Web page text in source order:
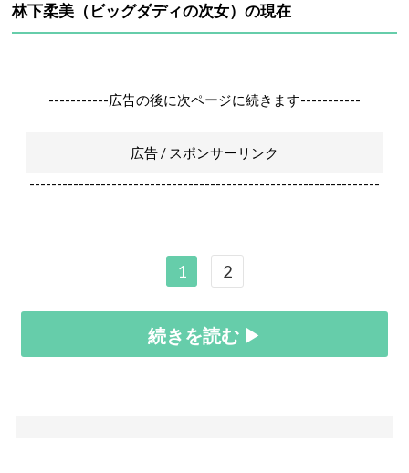
林下柔美（ビッグダディの次女）の現在
-----------広告の後に次ページに続きます-----------
広告 / スポンサーリンク
----------------------------------------------------------------
1 2
続きを読む ▶